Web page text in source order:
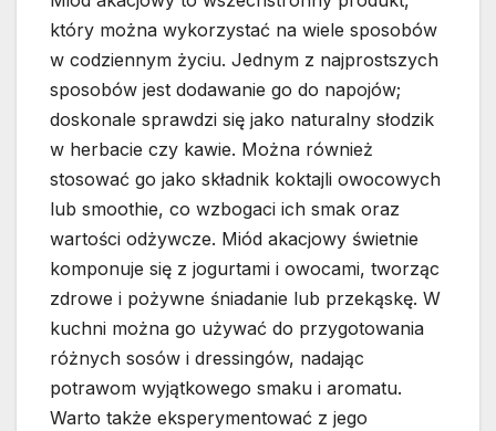
który można wykorzystać na wiele sposobów
w codziennym życiu. Jednym z najprostszych
sposobów jest dodawanie go do napojów;
doskonale sprawdzi się jako naturalny słodzik
w herbacie czy kawie. Można również
stosować go jako składnik koktajli owocowych
lub smoothie, co wzbogaci ich smak oraz
wartości odżywcze. Miód akacjowy świetnie
komponuje się z jogurtami i owocami, tworząc
zdrowe i pożywne śniadanie lub przekąskę. W
kuchni można go używać do przygotowania
różnych sosów i dressingów, nadając
potrawom wyjątkowego smaku i aromatu.
Warto także eksperymentować z jego